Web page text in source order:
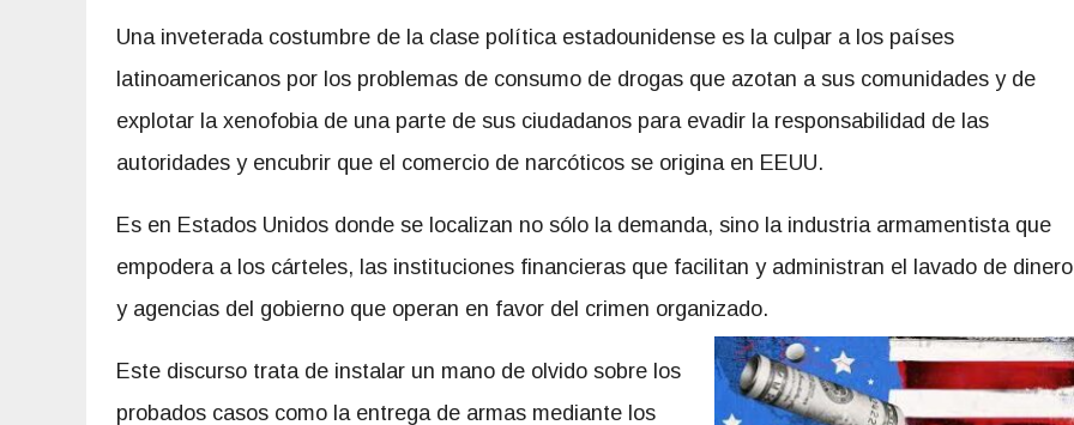
Una inveterada costumbre de la clase política estadounidense es la culpar a los países
latinoamericanos por los problemas de consumo de drogas que azotan a sus comunidades y de
explotar la xenofobia de una parte de sus ciudadanos para evadir la responsabilidad de las
autoridades y encubrir que el comercio de narcóticos se origina en EEUU.
Es en Estados Unidos donde se localizan no sólo la demanda, sino la industria armamentista que
empodera a los cárteles, las instituciones financieras que facilitan y administran el lavado de dinero
y agencias del gobierno que operan en favor del crimen organizado.
Este discurso trata de instalar un mano de olvido sobre los
probados casos como la entrega de armas mediante los